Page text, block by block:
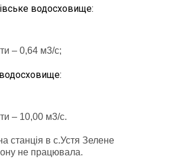
водосховище:
– 0,64 м3/с;
– 10,00 м3/с.
станція в с.Устя Зелене
не працювала.